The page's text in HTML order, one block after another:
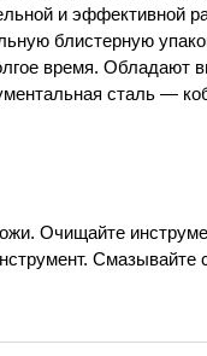
и эффективной
блистерную
время. Обладают
сталь —
Очищайте
Смазывайте